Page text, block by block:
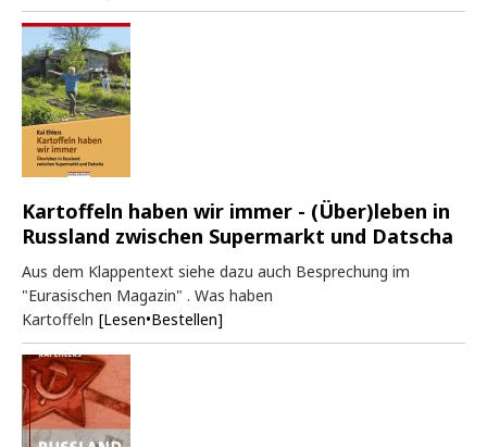
Kartoffeln haben wir immer - (Über)leben in
Russland zwischen Supermarkt und Datscha
Aus dem Klappentext siehe dazu auch Besprechung im
"Eurasischen Magazin" . Was haben
Kartoffeln [Lesen•Bestellen]